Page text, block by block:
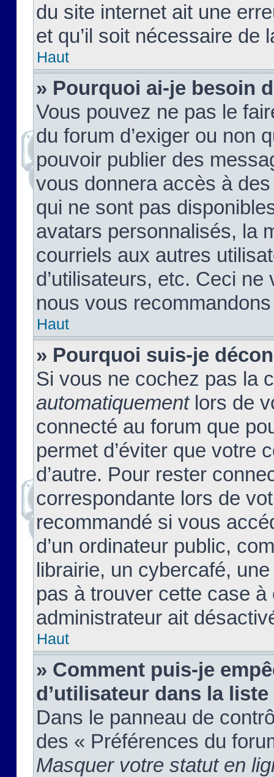
du site internet ait une
et qu’il soit nécessaire de
Haut
» Pourquoi ai-je besoin
Vous pouvez ne pas le
du forum d’exiger ou non
pouvoir publier des
vous donnera accès à
qui ne sont pas
avatars personnalisés, la
courriels aux autres
d’utilisateurs, etc. Ceci
nous vous
Haut
» Pourquoi suis-je
Si vous ne cochez pas la
automatiquementlors de
connecté au forum que
permet d’éviter que votre
d’autre. Pour rester
correspondante lors de
recommandé si vous
d’un ordinateur public,
librairie, un cybercafé,
pas à trouver cette case à
administrateur ait
Haut
» Comment puis-je
d’utilisateur dans la
Dans le panneau de
des « Préférences du
Masquer votre statut en